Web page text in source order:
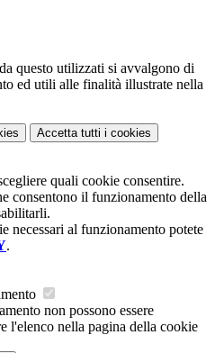
questo utilizzati si avvalgono di
ed utili alle finalità illustrate nella
Accetta tutti i cookies
quali cookie consentire.
consentono il funzionamento della
necessari al funzionamento potete
.
non possono essere
l'elenco nella pagina della cookie